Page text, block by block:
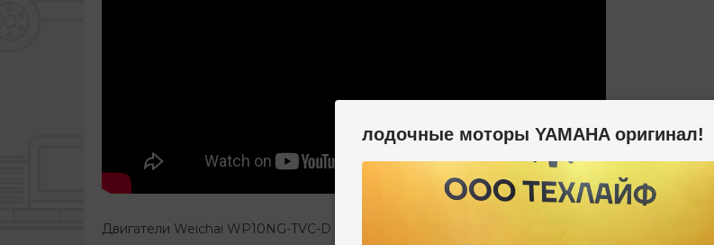
Двигатели Weichai WP10NG-TVC-D Евро-4
лодочные моторы YAMAHA оригинал!